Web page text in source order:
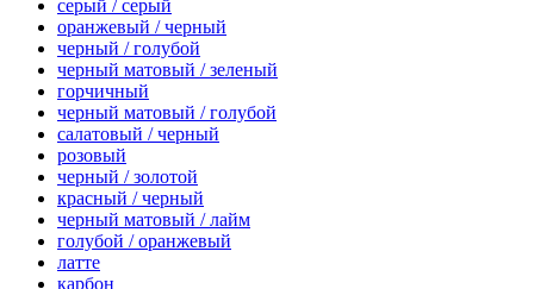
серый / серый
оранжевый / черный
черный / голубой
черный матовый / зеленый
горчичный
черный матовый / голубой
салатовый / черный
розовый
черный / золотой
красный / черный
черный матовый / лайм
голубой / оранжевый
латте
карбон